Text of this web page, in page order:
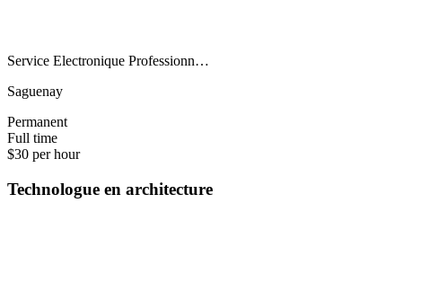
Service Electronique Professionn…
Saguenay
Permanent
Full time
$30 per hour
Technologue en architecture